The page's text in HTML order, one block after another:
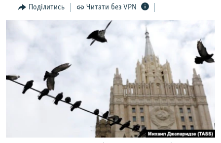
Перейти
до
ПОГЛЯД
СПЕЦПРОЕКТИ
ДЕПОРТАЦІЯ
ВІДЕОУРОКИ «ELIFBE»
УКРАЇНСЬКА ПРОБЛЕМА КРИМУ
ЯК ОБІЙТИ БЛОКУВАННЯ
Поділитись Читати без VPN